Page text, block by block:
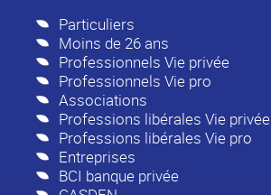
Particuliers
Moins de 26 ans
Professionnels Vie privée
Professionnels Vie pro
Associations
Professions libérales Vie privée
Professions libérales Vie pro
Entreprises
BCI banque privée